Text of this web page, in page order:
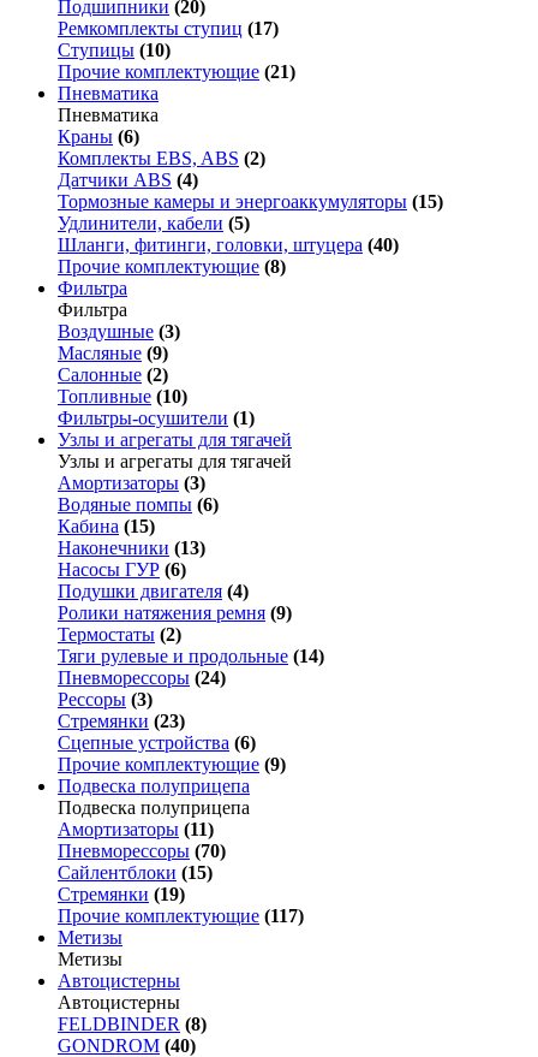
Подшипники (20)
Ремкомплекты ступиц (17)
Ступицы (10)
Прочие комплектующие (21)
Пневматика
Пневматика
Краны (6)
Комплекты EBS, ABS (2)
Датчики ABS (4)
Тормозные камеры и энергоаккумуляторы (15)
Удлинители, кабели (5)
Шланги, фитинги, головки, штуцера (40)
Прочие комплектующие (8)
Фильтра
Фильтра
Воздушные (3)
Масляные (9)
Салонные (2)
Топливные (10)
Фильтры-осушители (1)
Узлы и агрегаты для тягачей
Узлы и агрегаты для тягачей
Амортизаторы (3)
Водяные помпы (6)
Кабина (15)
Наконечники (13)
Насосы ГУР (6)
Подушки двигателя (4)
Ролики натяжения ремня (9)
Термостаты (2)
Тяги рулевые и продольные (14)
Пневморессоры (24)
Рессоры (3)
Стремянки (23)
Сцепные устройства (6)
Прочие комплектующие (9)
Подвеска полуприцепа
Подвеска полуприцепа
Амортизаторы (11)
Пневморессоры (70)
Сайлентблоки (15)
Стремянки (19)
Прочие комплектующие (117)
Метизы
Метизы
Автоцистерны
Автоцистерны
FELDBINDER (8)
GONDROM (40)